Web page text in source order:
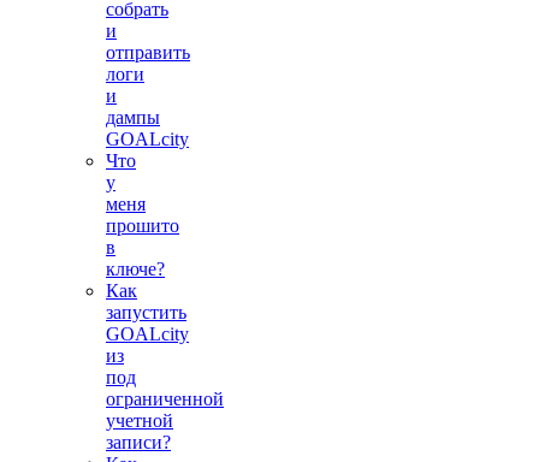
собрать
и
отправить
логи
и
дампы
GOALcity
Что
у
меня
прошито
в
ключе?
Как
запустить
GOALcity
из
под
ограниченной
учетной
записи?